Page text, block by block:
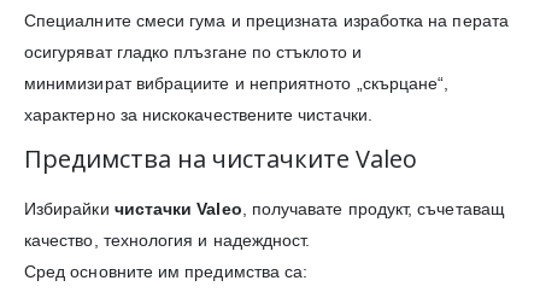
Специалните смеси гума и прецизната изработка на перата
осигуряват гладко плъзгане по стъклото и
минимизират вибрациите и неприятното „скърцане“,
характерно за нискокачествените чистачки.
Предимства на чистачките Valeo
Избирайки чистачки Valeo , получавате продукт, съчетаващ
качество, технология и надеждност.
Сред основните им предимства са: